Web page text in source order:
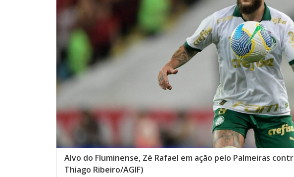
Alvo do Fluminense, Zé Rafael em ação pelo Palmeiras
Thiago Ribeiro/AGIF)